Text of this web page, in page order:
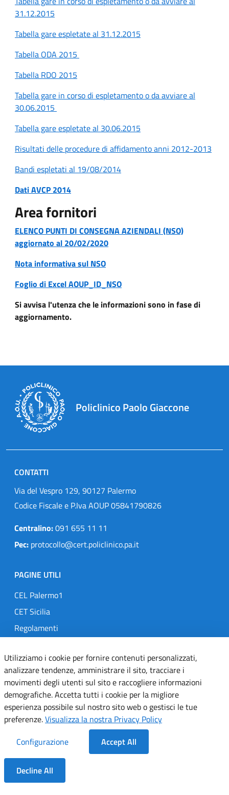
Dentro la Sezione
31.12.2015
Tabella gare espletate al 31.12.2015
Tabella ODA 2015
Tabella RDO 2015
Tabella gare in corso di espletamento o da avviare al
30.06.2015
Tabella gare espletate al 30.06.2015
Risultati delle procedure di affidamento anni 2012-2013
Bandi espletati al 19/08/2014
Dati AVCP 2014
Area fornitori
ELENCO PUNTI DI CONSEGNA AZIENDALI (NSO)
aggiornato al 20/02/2020
Nota informativa sul NSO
Foglio di Excel AOUP_ID_NSO
Si avvisa l'utenza che le informazioni sono in fase di
aggiornamento.
Policlinico Paolo Giaccone
CONTATTI
Via del Vespro 129, 90127 Palermo
Codice Fiscale e P.Iva AOUP 05841790826
Centralino:091 655 11 11
Pec: protocollo@cert.policlinico.pa.it
PAGINE UTILI
CEL Palermo1
CET Sicilia
Regolamenti
Telemedicina
MedOral
TRASPARENZA
Amministrazione Trasparente
Gare e Concorsi
Delibere
Determine
Utilizziamo i cookie per fornire contenuti personalizzati,
analizzare tendenze, amministrare il sito, tracciare i
movimenti degli utenti sul sito e raccogliere informazioni
demografiche. Accetta tutti i cookie per la migliore
esperienza possibile sul nostro sito web o gestisci le tue
preferenze.Visualizza la nostra Privacy Policy
Configurazione
Accept All
Decline All